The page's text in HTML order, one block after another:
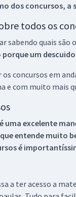
dosconcursos, a
todos os
sabendo quais são
um
concursos em
e com muito mais
uma excelente
entende muito
é
a ter acesso a